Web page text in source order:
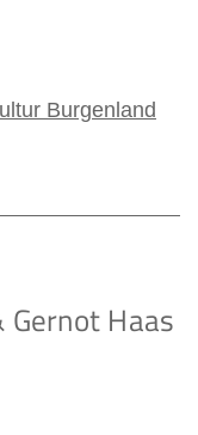
Burgenland
Haas